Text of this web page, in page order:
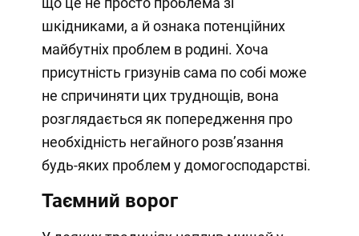
шкідниками, а й ознака потенційних
майбутніх проблем в родині. Хоча
присутність гризунів сама по собі може
не спричиняти цих труднощів, вона
розглядається як попередження про
необхідність негайного розв’язання
будь-яких проблем у домогосподарстві.
Таємний ворог